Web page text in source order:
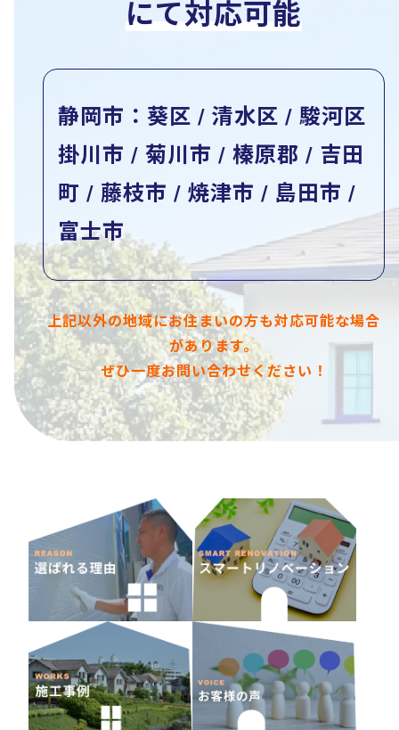
にて対応可能
静岡市：葵区 / 清水区 / 駿河区
掛川市 / 菊川市 / 榛原郡 / 吉田
町 / 藤枝市 / 焼津市 / 島田市 /
富士市
上記以外の地域にお住まいの方も対応可能な場合
があります。
ぜひ一度お問い合わせください！